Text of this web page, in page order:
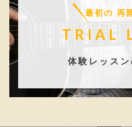
最初の 再
TRIAL
体験レッス